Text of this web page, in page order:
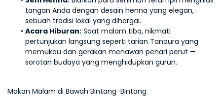
tangan Anda dengan desain henna yang elegan,
sebuah tradisi lokal yang dihargai.
Acara Hiburan: Saat malam tiba, nikmati
pertunjukan langsung seperti tarian Tanoura yang
memukau dan gerakan menawan penari perut —
sorotan budaya yang menghidupkan gurun.
Makan Malam di Bawah Bintang-Bintang